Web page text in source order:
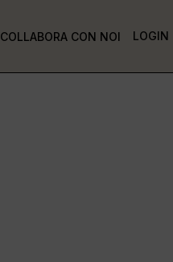
COLLABORA CON NOI LOGIN